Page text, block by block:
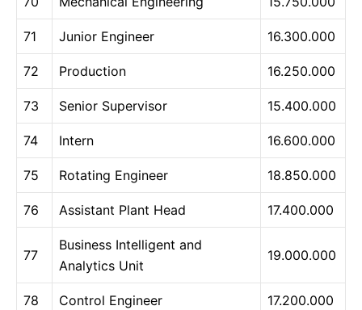
71 Junior Engineer 16.300.000
72 Production 16.250.000
73 Senior Supervisor 15.400.000
74 Intern 16.600.000
75 Rotating Engineer 18.850.000
76 Assistant Plant Head 17.400.000
77
Business Intelligent and
Analytics Unit
19.000.000
78 Control Engineer 17.200.000